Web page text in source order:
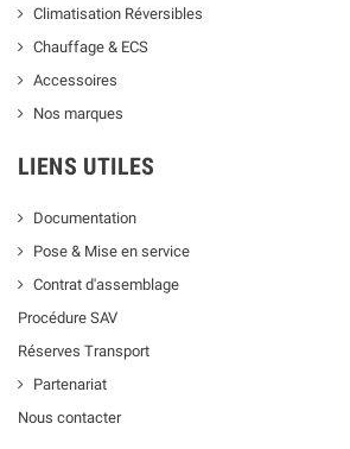
Climatisation Réversibles
Chauffage & ECS
Accessoires
Nos marques
LIENS UTILES
Documentation
Pose & Mise en service
Contrat d'assemblage
Procédure SAV
Réserves Transport
Partenariat
Nous contacter